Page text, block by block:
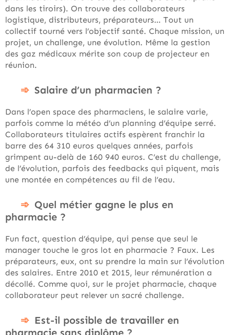
dans les tiroirs). On trouve des collaborateurs
logistique, distributeurs, préparateurs… Tout un
collectif tourné vers l’objectif santé. Chaque mission, un
projet, un challenge, une évolution. Même la gestion
des gaz médicaux mérite son coup de projecteur en
réunion.
Salaire d’un pharmacien ?
Dans l’open space des pharmaciens, le salaire varie,
parfois comme la météo d’un planning d’équipe serré.
Collaborateurs titulaires actifs espèrent franchir la
barre des 64 310 euros quelques années, parfois
grimpent au-delà de 160 940 euros. C’est du challenge,
de l’évolution, parfois des feedbacks qui piquent, mais
une montée en compétences au fil de l’eau.
Quel métier gagne le plus en
pharmacie ?
Fun fact, question d’équipe, qui pense que seul le
manager touche le gros lot en pharmacie ? Faux. Les
préparateurs, eux, ont su prendre la main sur l’évolution
des salaires. Entre 2010 et 2015, leur rémunération a
décollé. Comme quoi, sur le projet pharmacie, chaque
collaborateur peut relever un sacré challenge.
Est-il possible de travailler en
pharmacie sans diplôme ?